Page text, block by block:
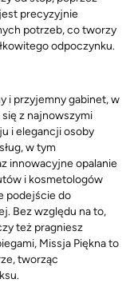
precyzyjnie
potrzeb, co tworzy
odpoczynku.
i przyjemny gabinet, w
z najnowszymi
i elegancji osoby
w tym
innowacyjne opalanie
i kosmetologów
podejście do
Bez względu na to,
też pragniesz
Missja Piękna to
tworząc